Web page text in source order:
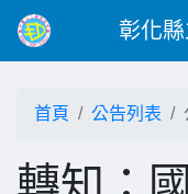
彰化
首頁 公告列表
轉知：